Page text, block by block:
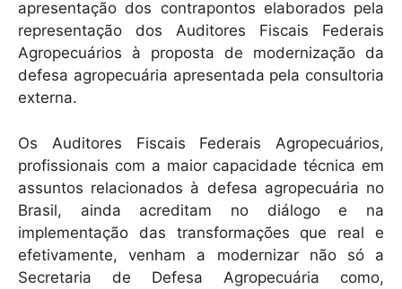
apresentação dos contrapontos elaborados pela
representação dos Auditores Fiscais Federais
Agropecuários à proposta de modernização da
defesa agropecuária apresentada pela consultoria
externa.
Os Auditores Fiscais Federais Agropecuários,
profissionais com a maior capacidade técnica em
assuntos relacionados à defesa agropecuária no
Brasil, ainda acreditam no diálogo e na
implementação das transformações que real e
efetivamente, venham a modernizar não só a
Secretaria de Defesa Agropecuária como,